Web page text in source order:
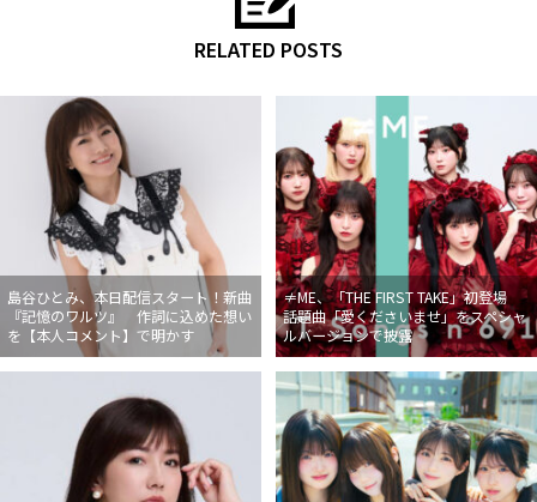
RELATED POSTS
島谷ひとみ、本日配信スタート！新曲
『記憶のワルツ』 作詞に込めた想い
を【本人コメント】で明かす
≠ME、「THE FIRST TAKE」初登場
話題曲「愛くださいませ」をスペシャ
ルバージョンで披露